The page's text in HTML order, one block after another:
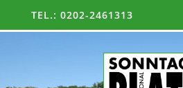
TEL.: 0202-2461313